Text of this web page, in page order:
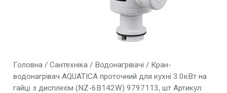
Головна/ Сантехніка/ Водонагрівачі / Кран-
водонагрівач AQUATICA проточний для кухні 3.0кВт на
гайці з дисплеєм (NZ-6B142W) 9797113, шт Артикул: